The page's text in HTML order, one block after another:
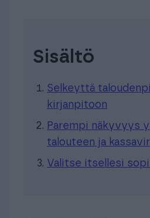
Sisältö
Selkeyttä
kirjanpitoon
Parempi näkyvyys
talouteen ja
Valitse itsellesi